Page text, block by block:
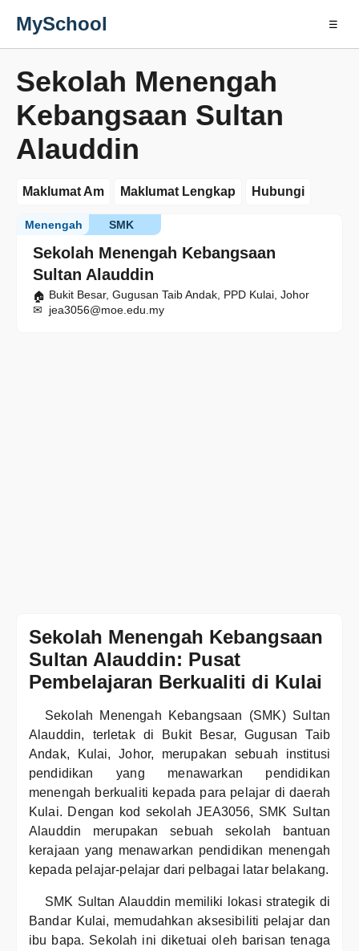
MySchool ☰
Sekolah Menengah
Kebangsaan Sultan
Alauddin
Maklumat Am Maklumat Lengkap Hubungi
Sekolah Menengah Kebangsaan
Sultan Alauddin
SMK
Menengah
Bukit Besar, Gugusan Taib Andak, PPD Kulai, Johor
jea3056@moe.edu.my
Sekolah Menengah Kebangsaan
Sultan Alauddin: Pusat
Pembelajaran Berkualiti di Kulai
Sekolah Menengah Kebangsaan (SMK) Sultan
Alauddin, terletak di Bukit Besar, Gugusan Taib
Andak, Kulai, Johor, merupakan sebuah institusi
pendidikan yang menawarkan pendidikan
menengah berkualiti kepada para pelajar di daerah
Kulai. Dengan kod sekolah JEA3056, SMK Sultan
Alauddin merupakan sebuah sekolah bantuan
kerajaan yang menawarkan pendidikan menengah
kepada pelajar-pelajar dari pelbagai latar belakang.
SMK Sultan Alauddin memiliki lokasi strategik di
Bandar Kulai, memudahkan aksesibiliti pelajar dan
ibu bapa. Sekolah ini diketuai oleh barisan tenaga